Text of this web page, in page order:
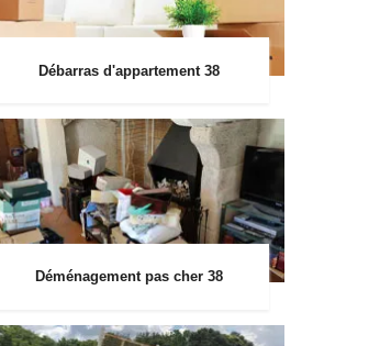
Débarras d'appartement 38
Déménagement pas cher 38